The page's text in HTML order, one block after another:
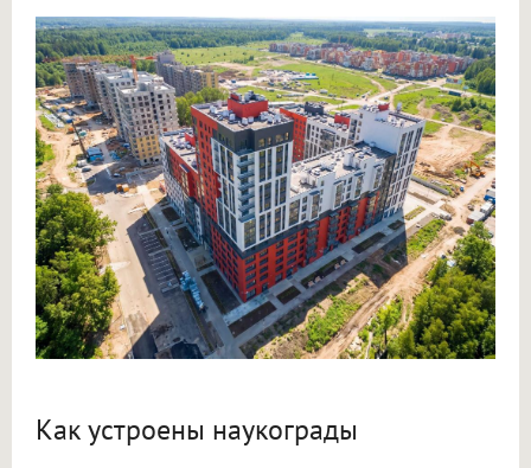
Как устроены наукограды